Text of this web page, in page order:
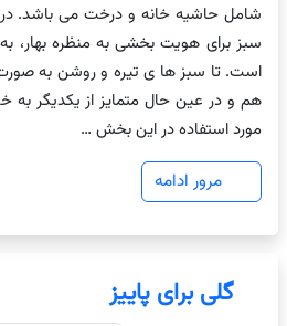
شامل حاشیه خانه و درخت می باشد.
سبز برای هویت بخشی به منظره بهار،
است. تا سبز ها ی تیره و روشن به صورت
هم و در عین حال متمایز از یکدیگر
مورد استفاده در این بخش …
مرور ادامه
گلی برای پاییز